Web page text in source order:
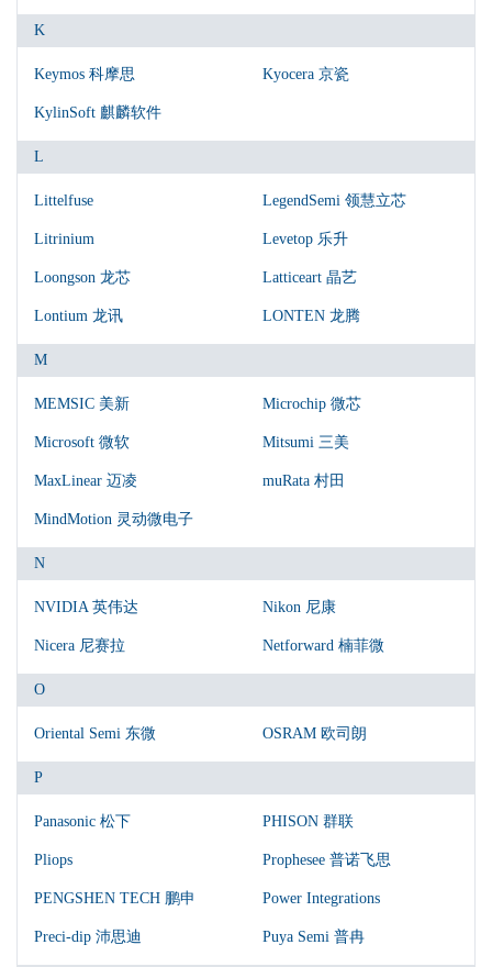
K
Keymos 科摩思 Kyocera 京瓷
KylinSoft 麒麟软件
L
Littelfuse LegendSemi 领慧立芯
Litrinium Levetop 乐升
Loongson 龙芯 Latticeart 晶艺
Lontium 龙讯 LONTEN 龙腾
M
MEMSIC 美新 Microchip 微芯
Microsoft 微软 Mitsumi 三美
MaxLinear 迈凌 muRata 村田
MindMotion 灵动微电子
N
NVIDIA 英伟达 Nikon 尼康
Nicera 尼赛拉 Netforward 楠菲微
O
Oriental Semi 东微 OSRAM 欧司朗
P
Panasonic 松下 PHISON 群联
Pliops Prophesee 普诺飞思
PENGSHEN TECH 鹏申 Power Integrations
Preci-dip 沛思迪 Puya Semi 普冉